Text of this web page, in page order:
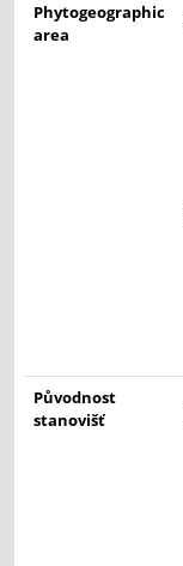
Phytogeographic
area
Původnost
stanovišť